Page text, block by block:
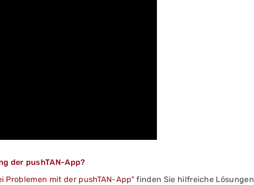
der pushTAN-App?
Problemen mit der pushTAN-App" finden Sie hilfreiche Lösungen